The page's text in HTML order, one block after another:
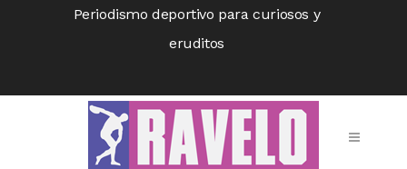
Periodismo deportivo para curiosos y
eruditos